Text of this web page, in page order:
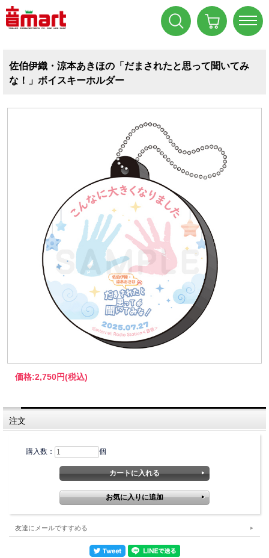
佐伯伊織・涼本あきほの「だまされたと思って聞いてみ
な！」ボイスキーホルダー
価格:2,750円(税込)
注文
購入数： 個
友達にメールですすめる